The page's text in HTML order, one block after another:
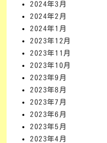
2024年3月
2024年2月
2024年1月
2023年12月
2023年11月
2023年10月
2023年9月
2023年8月
2023年7月
2023年6月
2023年5月
2023年4月